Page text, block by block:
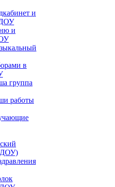
и
ДОУ
и
в
группа
работы